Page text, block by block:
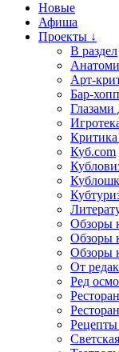
Новые
Афиша
Проекты ↓
В раздел
Арт-
Бар-
Критика
Куб.com
Обзоры
Обзоры
Обзоры
От
Ред